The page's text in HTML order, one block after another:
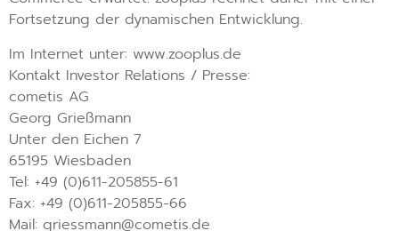
Fortsetzung der dynamischen Entwicklung.
Im Internet unter: www.zooplus.de
Kontakt Investor Relations / Presse:
cometis AG
Georg Grießmann
Unter den Eichen 7
65195 Wiesbaden
Tel: +49 (0)611-205855-61
Fax: +49 (0)611-205855-66
Mail: griessmann@cometis.de